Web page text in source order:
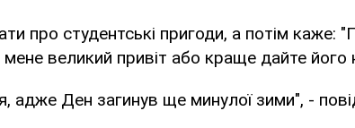
про студентські пригоди, а потім каже:
великий привіт або краще дайте його
адже Ден загинув ще минулої зими", -